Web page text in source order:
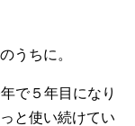
うちに。
で５年目になり
と使い続けてい